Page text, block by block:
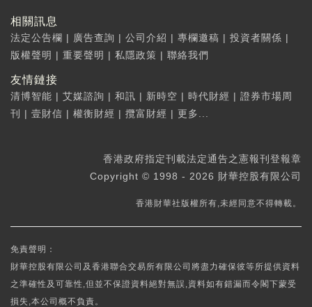
相關訊息
法定公告欄 | 廣告查詢 | 公司介紹 | 專欄邀稿 | 投資者關係 |
版權聲明 | 重要聲明 | 私隱政策 | 聯絡我們
友情鏈接
清博智能 | 艾媒諮詢 | 和訊 | 新時空 | 時代財經 | 證券市場周
刊
| 壹財信 | 權衡財經 | 攬富財經 | 更多...
香港政府指定刊載法定通告之憲報刊登報章
Copyright © 1998 - 2026 財華控股有限公司
香港財華社版權所有,未經同意不得轉載。
免責聲明：
財華控股有限公司及香港聯合交易所有限公司將盡力確保彼等所提供資料
之準確性及可靠性,但並不保證資料絕對無誤,資料如有錯漏而令閣下蒙受
損失,本公司概不負責。